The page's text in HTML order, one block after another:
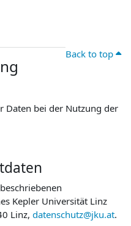
Back to top
Daten bei der Nutzung der
Kepler Universität Linz
Linz, datenschutz@jku.at.